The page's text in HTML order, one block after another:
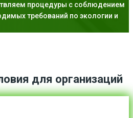
процедуры с соблюдением
требований по экологии и
для организаций